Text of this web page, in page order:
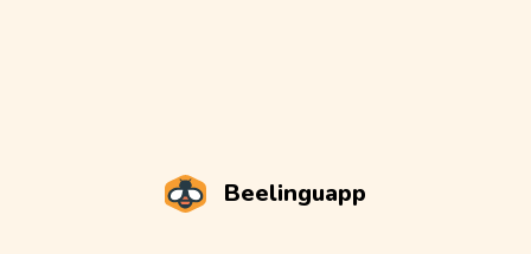
Beelinguapp